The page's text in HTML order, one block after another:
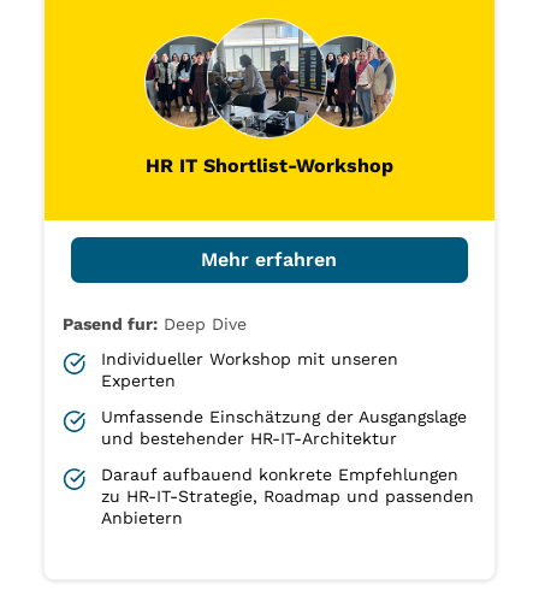
HR IT Shortlist-Workshop
Mehr erfahren
Pasend fur: Deep Dive
Individueller Workshop mit unseren
Experten
Umfassende Einschätzung der Ausgangslage
und bestehender HR-IT-Architektur
Darauf aufbauend konkrete Empfehlungen
zu HR-IT-Strategie, Roadmap und passenden
Anbietern